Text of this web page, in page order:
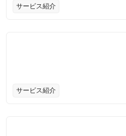
サービス紹介
サービス紹介